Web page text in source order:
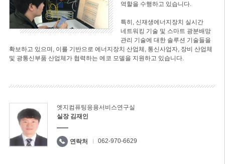
역할을 수행하고 있습니다.
특히, 신재생에너지장치 실시간
네트워킹 기술 및 스마트 광분배망
관리 기술에 대한 솔루션 기술들을
확보하고 있으며, 이를 기반으로 에너지장치 산업체, 통신사업자, 장비 산업체
및 광통신부품 산업체가 협력하는 에코 모델을 지원하고 있습니다.
엣지컴퓨팅응용서비스연구실
실장 김재인
연락처 062-970-6629